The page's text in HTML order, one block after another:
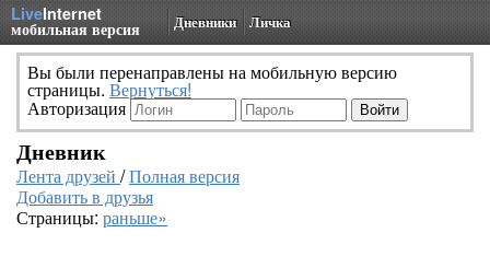
LiveInternet
мобильная версия Дневники Личка
Вы были перенаправлены на мобильную версию
страницы. Вернуться!
Авторизация
Дневник
Лента друзей /Полная версия
Добавить в друзья
Страницы: раньше»